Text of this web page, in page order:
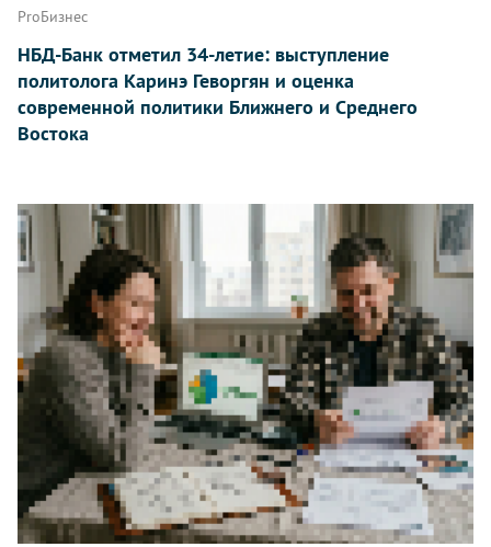
ProБизнес
НБД-Банк отметил 34-летие: выступление
политолога Каринэ Геворгян и оценка
современной политики Ближнего и Среднего
Востока